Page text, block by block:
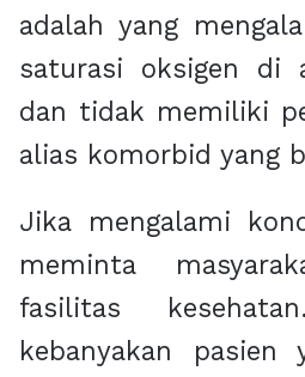
adalah yang
saturasi oksigen di
dan tidak memiliki
alias komorbid yang
Jika mengalami
meminta
fasilitas
kebanyakan pasien